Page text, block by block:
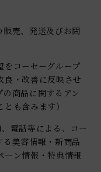
販売、発送及びお問
をコーセーグループ
良・改善に反映させ
商品に関するアン
も含みます）
電話等による、コー
美容情報・新商品
ーン情報・特典情報